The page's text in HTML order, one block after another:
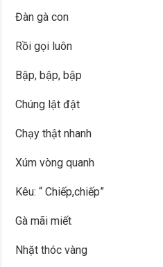
Đàn gà con
Rồi gọi luôn
Bập, bập, bập
Chúng lật đật
Chạy thật nhanh
Xúm vòng quanh
Kêu: “ Chiếp,chiếp”
Gà mãi miết
Nhặt thóc vàng